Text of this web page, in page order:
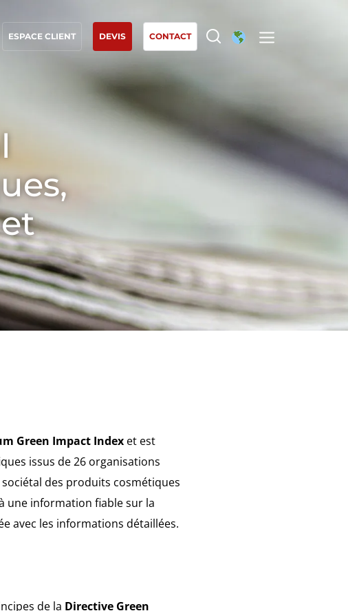
ESPACE CLIENT DEVIS CONTACT
Agriculture biologique
Qualité et securité alimentaire
Biodiversité et changement climatique
Allégations environnementales
Green Impact Index et est
issus de 26 organisations
des produits cosmétiques
une information fiable sur la
avec les informations détaillées.
de la Directive Green